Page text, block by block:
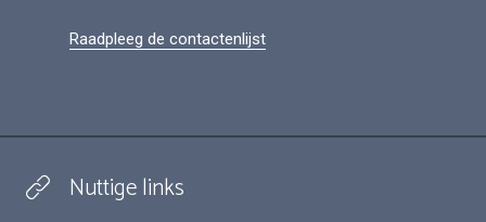
Raadpleeg de contactenlijst
Nuttige links